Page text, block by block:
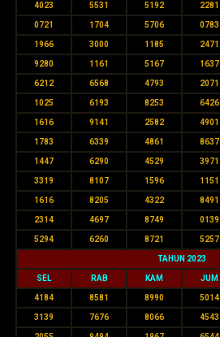
4023 5531 5192 2281
0721 1704 5706 0783
1966 3000 1185 2471
9280 1161 5167 1637
6212 6568 4793 2071
1025 6193 8253 6426
1616 9141 2582 4901
1783 6339 4861 8637
1447 6290 4529 3971
3319 8107 1596 1151
1616 8205 4322 8491
2314 4697 8749 0139
5294 6260 8721 5257
TAHUN 2023
SEL RAB KAM JUM
4184 8581 8990 5014
3139 7676 8066 4543